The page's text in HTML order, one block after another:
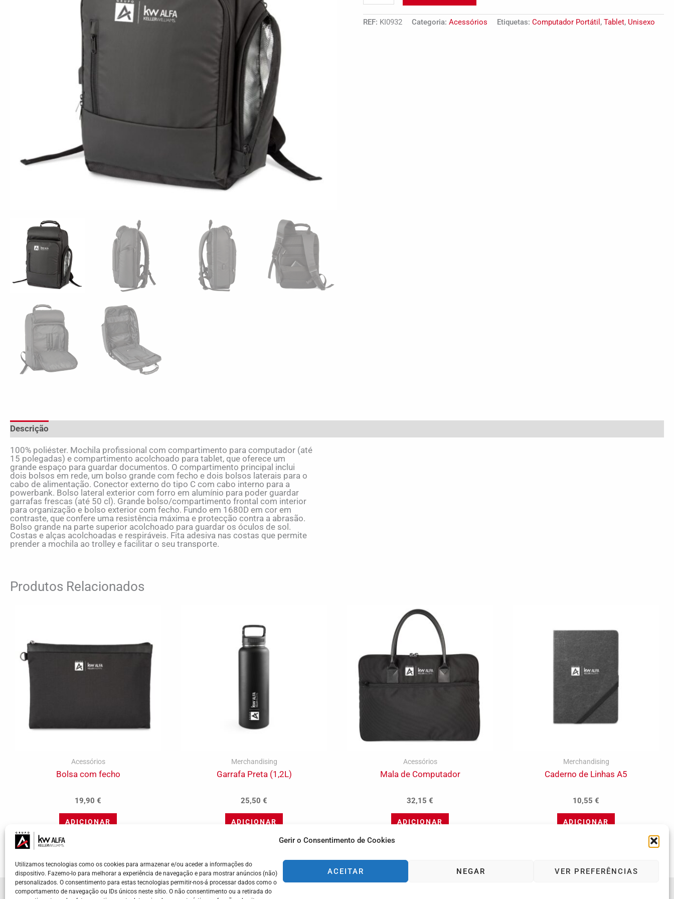
Gerir o Consentimento de Cookies
Utilizamos tecnologias como os cookies para armazenar e/ou aceder a informações do
dispositivo. Fazemo-lo para melhorar a experiência de navegação e para mostrar anúncios (não)
personalizados. O consentimento para estas tecnologias permitir-nos-á processar dados como o
comportamento de navegação ou IDs únicos neste sítio. O não consentimento ou a retirada do
ACEITAR NEGAR VER PREFERÊNCIAS
REF: KI0932 Categoria:Acessórios Etiquetas:Computador Portátil ,Tablet, Unisexo
Descrição
100% poliéster. Mochila profissional com compartimento para computador (até
15 polegadas) e compartimento acolchoado para tablet, que oferece um
grande espaço para guardar documentos. O compartimento principal inclui
dois bolsos em rede, um bolso grande com fecho e dois bolsos laterais para o
cabo de alimentação. Conector externo do tipo C com cabo interno para a
powerbank. Bolso lateral exterior com forro em alumínio para poder guardar
garrafas frescas (até 50 cl). Grande bolso/compartimento frontal com interior
para organização e bolso exterior com fecho. Fundo em 1680D em cor em
contraste, que confere uma resistência máxima e protecção contra a abrasão.
Bolso grande na parte superior acolchoado para guardar os óculos de sol.
Costas e alças acolchoadas e respiráveis. Fita adesiva nas costas que permite
prender a mochila ao trolley e facilitar o seu transporte.
Produtos Relacionados
Acessórios
Bolsa com fecho
19,90 €
ADICIONAR
Merchandising
Garrafa Preta (1,2L)
25,50 €
ADICIONAR
Acessórios
Mala de Computador
32,15 €
ADICIONAR
Merchandising
Caderno de Linhas A5
10,55 €
ADICIONAR